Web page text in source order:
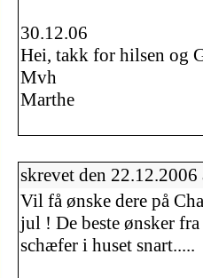
30.12.06
Hei, takk for hilsen og
Mvh
Marthe
skrevet den
Vil få ønske dere på
jul ! De beste ønsker
schæfer i huset snart.....